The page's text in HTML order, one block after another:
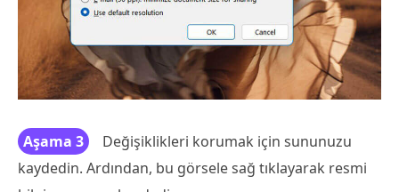
Aşama 3
Değişiklikleri korumak için sununuzu
kaydedin. Ardından, bu görsele sağ tıklayarak resmi